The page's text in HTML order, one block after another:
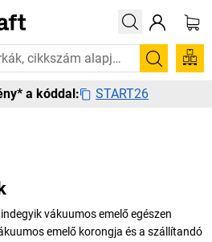
3–4 munkanapon belül
Keresés
a kóddal: START26
vákuumos emelő egészen
emelő korongja és a szállítandó